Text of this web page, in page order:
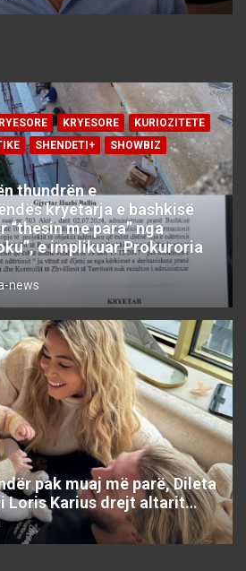
KRYESORE
KURIOZITETE
SHENDETI+
SHOWBIZ
thundrën e
kryetarja e bashkisë
“thesin me para” nga
e implikuar Prokuroria
news
pak muaj më parë, Dileta
Loris Karius drejt altarit…